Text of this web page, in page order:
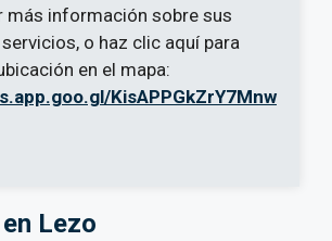
más información sobre sus
o haz clic aquí para
en el mapa:
KisAPPGkZrY7Mnw
Lezo